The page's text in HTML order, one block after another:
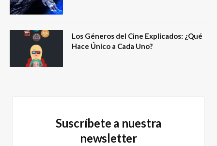
Los Géneros del Cine Explicados: ¿Qué
Hace Único a Cada Uno?
Suscríbete a nuestra
newsletter